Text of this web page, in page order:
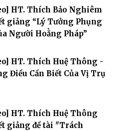
HT. Thích Bảo Nghiêm
giảng “Lý Tưởng Phụng
Người Hoằng Pháp”
HT. Thích Huệ Thông -
Điều Cần Biết Của Vị Trụ
HT. Thích Huệ Thông
giảng đề tài "Trách